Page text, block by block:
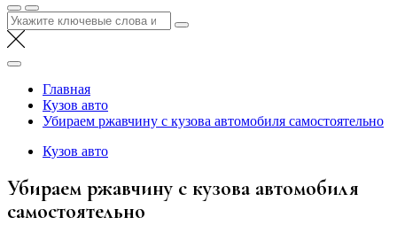
Найти:
Главная
Кузов авто
Убираем ржавчину с кузова автомобиля самостоятельно
Кузов авто
Убираем ржавчину с кузова автомобиля
самостоятельно